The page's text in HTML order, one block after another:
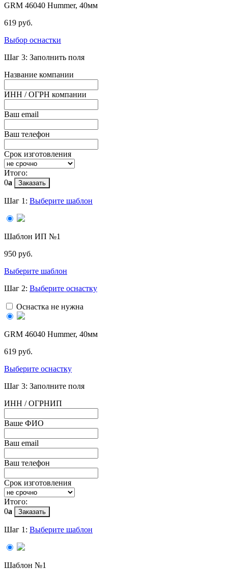
GRМ 46040 Hummer, 40мм
619 руб.
Выбор оснастки
Шаг 3: Заполнить поля
Название компании
ИНН / ОГРН компании
Ваш email
Ваш телефон
Срок изготовления
Итого:
0a Заказать
Шаг 1: Выберите шаблон
Шаблон ИП №1
950 руб.
Выберите шаблон
Шаг 2: Выберите оснастку
Оснастка не нужна
GRМ 46040 Hummer, 40мм
619 руб.
Выберите оснастку
Шаг 3: Заполните поля
ИНН / ОГРНИП
Ваше ФИО
Ваш email
Ваш телефон
Срок изготовления
Итого:
0a Заказать
Шаг 1: Выберите шаблон
Шаблон №1